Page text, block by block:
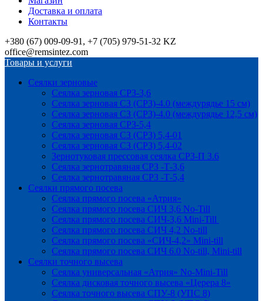
Доставка и оплата
Контакты
+380 (67) 009-09-91, +7 (705) 979-51-32 KZ
office@remsintez.com
Товары и услуги
Сеялки зерновые
Сеялка зерновая СРЗ-3,6
Сеялка зерновая СЗ (СРЗ)-4.0 (междурядье 15 см)
Сеялка зерновая СЗ (СРЗ)-4.0 (междурядье 12,5 см)
Сеялка зерновая СРЗ-5,4
Сеялка зерновая СЗ (СРЗ) 5,4-01
Сеялка зерновая СЗ (СРЗ) 5,4-02
Зернотуковая прессовая сеялка СРЗ-П 3.6
Сеялка зернотравяная СРЗ -Т-3,6
Сеялка зернотравяная СРЗ -Т-5,4
Сеялки прямого посева
Сеялка прямого посева «Атрия»
Сеялка прямого посева СИЧ 3,6 No-Till
Сеялка прямого посева СИЧ-3,6 Mini-Till
Сеялка прямого посева СИЧ 4,2 No-till
Сеялка прямого посева «СИЧ-4,2» Mini-till
Сеялка прямого посева СИЧ 6.0 No-till, Mini-till
Сеялки точного высева
Сеялка универсальная «Атрия» No-Mini-Till
Сеялка дисковая точного высева «Церера 8»
Сеялка точного высева СПУ-8 (УПС 8)